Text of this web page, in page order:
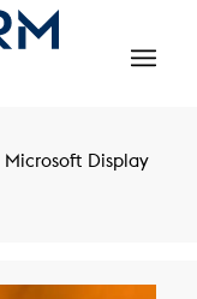
Microsoft Display